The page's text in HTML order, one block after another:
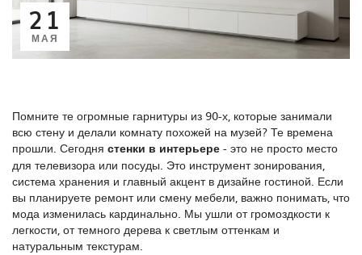
21
МАЯ
Помните те огромные гарнитуры из 90-х, которые занимали
всю стену и делали комнату похожей на музей? Те времена
прошли. Сегодня стенки в интерьере - это не просто место
для телевизора или посуды. Это инструмент зонирования,
система хранения и главный акцент в дизайне гостиной. Если
вы планируете ремонт или смену мебели, важно понимать, что
мода изменилась кардинально. Мы ушли от громоздкости к
легкости, от темного дерева к светлым оттенкам и
натуральным текстурам.